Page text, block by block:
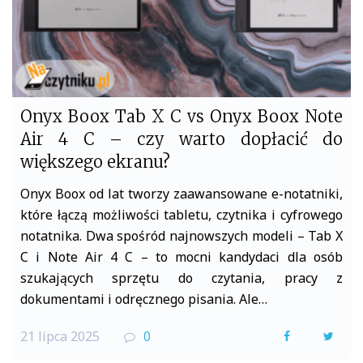
Onyx Boox Tab X C vs Onyx Boox Note
Air 4 C – czy warto dopłacić do
większego ekranu?
Onyx Boox od lat tworzy zaawansowane e-notatniki,
które łączą możliwości tabletu, czytnika i cyfrowego
notatnika. Dwa spośród najnowszych modeli – Tab X
C i Note Air 4 C – to mocni kandydaci dla osób
szukających sprzętu do czytania, pracy z
dokumentami i odręcznego pisania. Ale…
21 lipca 2025 0
F